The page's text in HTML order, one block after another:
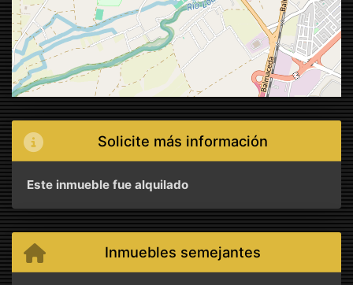
Solicite más información
Este inmueble fue alquilado
Inmuebles semejantes